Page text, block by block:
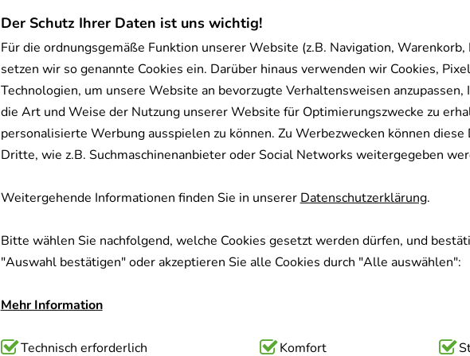
Der Schutz Ihrer Daten ist uns wichtig!
Für die ordnungsgemäße Funktion unserer Website (z.B. Navigation, Warenkorb,
setzen wir so genannte Cookies ein. Darüber hinaus verwenden wir Cookies,
Technologien, um unsere Website an bevorzugte Verhaltensweisen anzupassen,
die Art und Weise der Nutzung unserer Website für Optimierungszwecke zu
personalisierte Werbung ausspielen zu können. Zu Werbezwecken können diese
Dritte, wie z.B. Suchmaschinenanbieter oder Social Networks weitergegeben
Weitergehende Informationen finden Sie in unsererDatenschutzerklärung.
Bitte wählen Sie nachfolgend, welche Cookies gesetzt werden dürfen, und
"Auswahl bestätigen" oder akzeptieren Sie alle Cookies durch "Alle auswählen":
Mehr Information
Technisch Notwendig:Hierbei handelt es sich um Cookies, die für die
Technisch erforderlich Komfort
Dieses Produkt ist zur Zeit nicht verfügbar
ORTHOMOL Cardio
Orthomol pharmazeutische
1 St
Kombipackung
Dieses Produkt ist zur Zeit nicht verfügbar
-13%
ORTHOMOL Vital F